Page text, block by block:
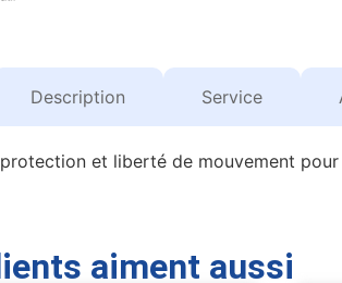
Description Service
et liberté de mouvement
aiment aussi